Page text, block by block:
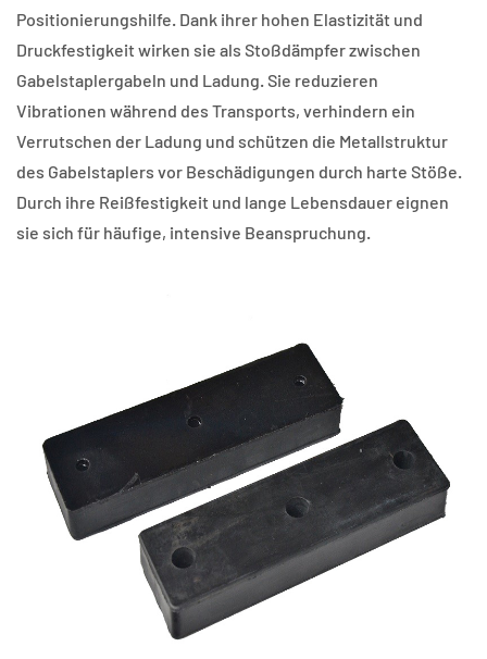
Positionierungshilfe. Dank ihrer hohen Elastizität und
Druckfestigkeit wirken sie als Stoßdämpfer zwischen
Gabelstaplergabeln und Ladung. Sie reduzieren
Vibrationen während des Transports, verhindern ein
Verrutschen der Ladung und schützen die Metallstruktur
des Gabelstaplers vor Beschädigungen durch harte Stöße.
Durch ihre Reißfestigkeit und lange Lebensdauer eignen
sie sich für häufige, intensive Beanspruchung.